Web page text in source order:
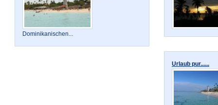
Dominikanischen...
Urlaub pur......